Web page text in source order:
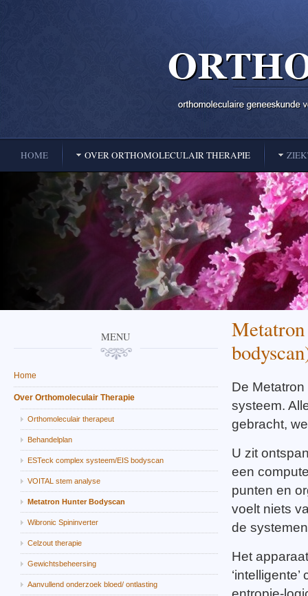
HOME OVER ORTHOMOLECULAIR THERAPIE
De
systeem.
gebracht,
U zit
een
punten en
voelt niets
de
Het
MENU
Home
Over Orthomoleculair Therapie
Orthomoleculair therapeut
Behandelplan
ESTeck complex systeem/EIS bodyscan
VOITAL stem analyse
Metatron Hunter Bodyscan
Wibronic Spininverter
Celzout therapie
Gewichtsbeheersing
Aanvullend onderzoek bloed/ ontlasting